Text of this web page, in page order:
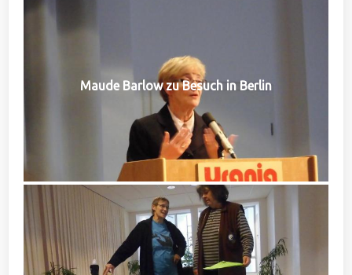
Maude Barlow zu Besuch in Berlin